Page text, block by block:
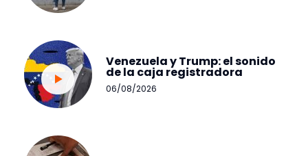
Venezuela y Trump: el sonido
de la caja registradora
06/08/2026